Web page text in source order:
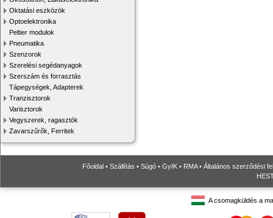
Oktatási eszközök
Optoelektronika
Peltier modulok
Pneumatika
Szenzorok
Szerelési segédanyagok
Szerszám és forrasztás
Tápegységek, Adapterek
Tranzisztorok
Varisztorok
Vegyszerek, ragasztók
Zavarszűrők, Ferritek
Főoldal • Szállítás • Súgó • GyIK • RMA• Általános szerződési
A csomagküldés a